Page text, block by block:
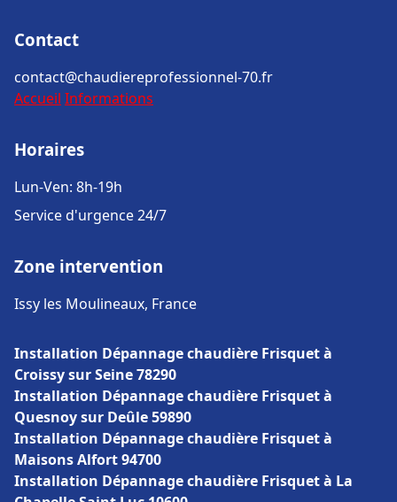
Contact
contact@chaudiereprofessionnel-70.fr
Accueil Informations
Horaires
Lun-Ven: 8h-19h
Service d'urgence 24/7
Zone intervention
Issy les Moulineaux, France
Installation Dépannage chaudière Frisquet à
Croissy sur Seine 78290
Installation Dépannage chaudière Frisquet à
Quesnoy sur Deûle 59890
Installation Dépannage chaudière Frisquet à
Maisons Alfort 94700
Installation Dépannage chaudière Frisquet à La